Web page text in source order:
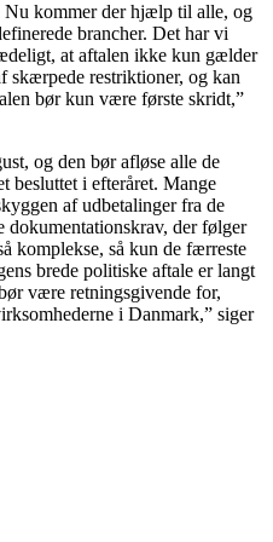
Nu kommer der hjælp til alle, og
brancher. Det har vi
at aftalen ikke kun gælder
skærpede restriktioner, og kan
bør kun være første skridt,”
og den bør afløse alle de
besluttet i efteråret. Mange
af udbetalinger fra de
dokumentationskrav, der følger
komplekse, så kun de færreste
brede politiske aftale er langt
være retningsgivende for,
i Danmark,” siger